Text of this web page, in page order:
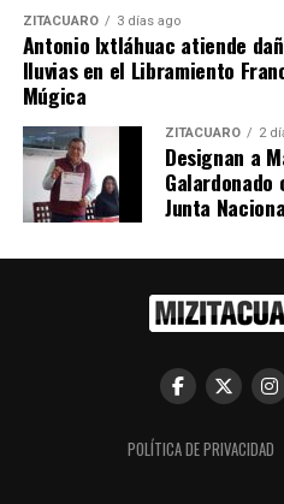
ZITÁCUARO 3 días ago
Antonio Ixtláhuac atiende
lluvias en el Libramiento
Múgica
ZITÁCUARO 2
Designan a
Galardonado
Junta
POLÍTICA DE PRIVACIDAD